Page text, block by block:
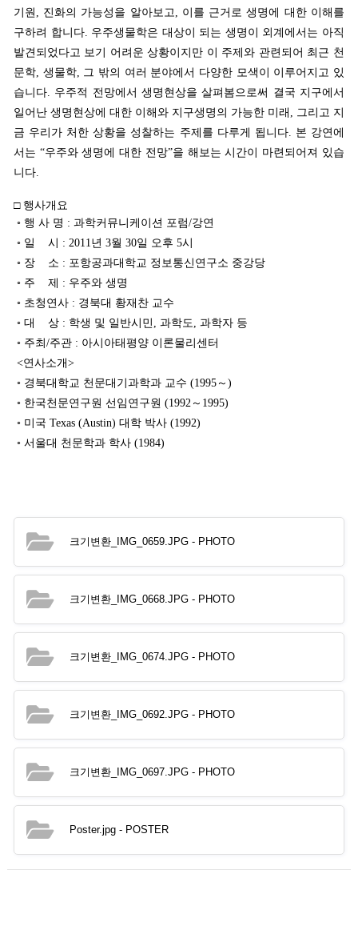
기원, 진화의 가능성을 알아보고, 이를 근거로 생명에 대한 이해를
구하려 합니다. 우주생물학은 대상이 되는 생명이 외계에서는 아직
발견되었다고 보기 어려운 상황이지만 이 주제와 관련되어 최근 천
문학, 생물학, 그 밖의 여러 분야에서 다양한 모색이 이루어지고 있
습니다. 우주적 전망에서 생명현상을 살펴봄으로써 결국 지구에서
일어난 생명현상에 대한 이해와 지구생명의 가능한 미래, 그리고 지
금 우리가 처한 상황을 성찰하는 주제를 다루게 됩니다. 본 강연에
서는 “우주와 생명에 대한 전망”을 해보는 시간이 마련되어져 있습
니다.
□ 행사개요
◦ 행 사 명 : 과학커뮤니케이션 포럼/강연
◦ 일 시 : 2011년 3월 30일 오후 5시
◦ 장 소 : 포항공과대학교 정보통신연구소 중강당
◦ 주 제 : 우주와 생명
◦ 초청연사 : 경북대 황재찬 교수
◦ 대 상 : 학생 및 일반시민, 과학도, 과학자 등
◦ 주최/주관 : 아시아태평양 이론물리센터
<연사소개>
◦ 경북대학교 천문대기과학과 교수 (1995～)
◦ 한국천문연구원 선임연구원 (1992～1995)
◦ 미국 Texas (Austin) 대학 박사 (1992)
◦ 서울대 천문학과 학사 (1984)
크기변환_IMG_0659.JPG- PHOTO
크기변환_IMG_0668.JPG- PHOTO
크기변환_IMG_0674.JPG- PHOTO
크기변환_IMG_0692.JPG- PHOTO
크기변환_IMG_0697.JPG- PHOTO
Poster.jpg- POSTER